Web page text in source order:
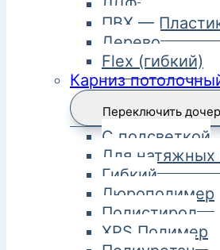
ЛДФ
ПВХ —
Дерево
Flex (гибкий)
Карниз
Переключить
С подсветкой
Для натяжных
Гибкий
Дюрополимер
Полистирол
XPS Полимер